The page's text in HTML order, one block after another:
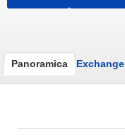
Panoramica Exchange